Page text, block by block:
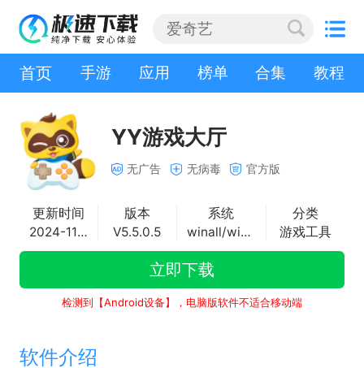
首页 手游 应用 榜单 合集 教程
YY游戏大厅
无广告 无病毒 官方版
更新时间
2024-11-01
版本
V5.5.0.5
系统
winall/win7/win10/win11
分类
游戏工具
立即下载
检测到【Android设备】，电脑版软件不适合移动端
软件介绍